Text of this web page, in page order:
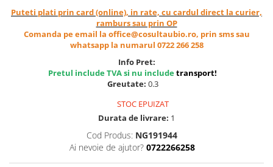
Lactate
Bauturi vegetale
Orez, Faina si Premixuri
Produse din carne
Conserve, Pateuri, creme
Puteti plati prin card (online), in rate, cu cardul direct la curier,
ramburs sau prin OP
Comanda pe email la office@cosultaubio.ro, prin sms sau
whatsapp la numarul 0722 266 258
Info Pret:
Pretul include TVA si nu includetransport!
Greutate: 0.3
STOC EPUIZAT
Durata de livrare: 1
Cod Produs: NG191944
Ai nevoie de ajutor? 0722266258